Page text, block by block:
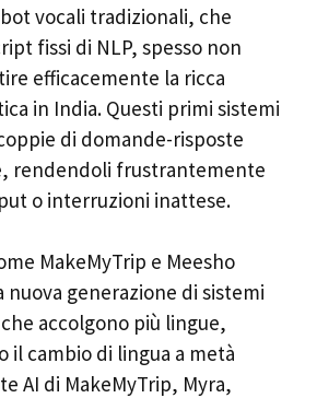
vocali tradizionali, che
fissi di NLP, spesso non
efficacemente la ricca
in India. Questi primi sistemi
di domande-risposte
rendendoli frustrantemente
o interruzioni inattese.
MakeMyTrip e Meesho
nuova generazione di sistemi
accolgono più lingue,
il cambio di lingua a metà
AI di MakeMyTrip, Myra,